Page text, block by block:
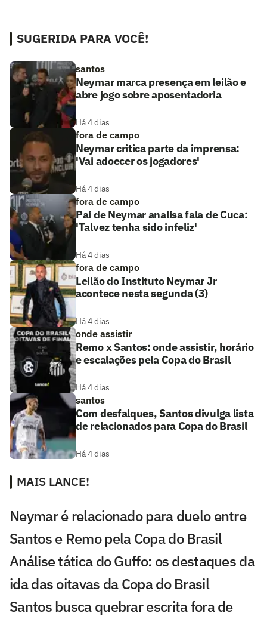
SUGERIDA PARA VOCÊ!
santos
Neymar marca presença em leilão e
abre jogo sobre aposentadoria
Há 4 dias
fora de campo
Neymar critica parte da imprensa:
'Vai adoecer os jogadores'
Há 4 dias
fora de campo
Pai de Neymar analisa fala de Cuca:
'Talvez tenha sido infeliz'
Há 4 dias
fora de campo
Leilão do Instituto Neymar Jr
acontece nesta segunda (3)
Há 4 dias
onde assistir
Remo x Santos: onde assistir, horário
e escalações pela Copa do Brasil
Há 4 dias
santos
Com desfalques, Santos divulga lista
de relacionados para Copa do Brasil
Há 4 dias
MAIS LANCE!
Neymar é relacionado para duelo entre
Santos e Remo pela Copa do Brasil
Análise tática do Guffo: os destaques da
ida das oitavas da Copa do Brasil
Santos busca quebrar escrita fora de